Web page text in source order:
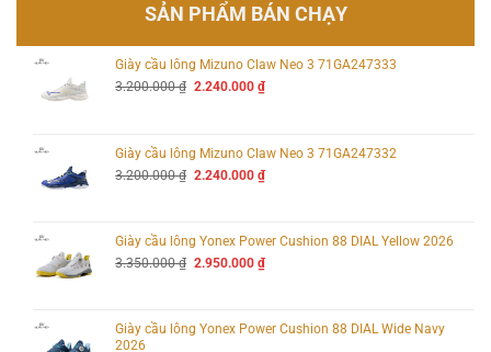
SẢN PHẨM BÁN CHẠY
Giày cầu lông Mizuno Claw Neo 3 71GA247333
3.200.000₫ Giá
2.240.000 ₫Giá
2.240.000 ₫.
Giày cầu lông Mizuno Claw Neo 3 71GA247332
3.200.000₫ Giá
2.240.000 ₫Giá
2.240.000 ₫.
Giày cầu lông Yonex Power Cushion 88 DIAL Yellow 2026
3.350.000₫ Giá
2.950.000 ₫Giá
2.950.000 ₫.
Giày cầu lông Yonex Power Cushion 88 DIAL Wide Navy
2026